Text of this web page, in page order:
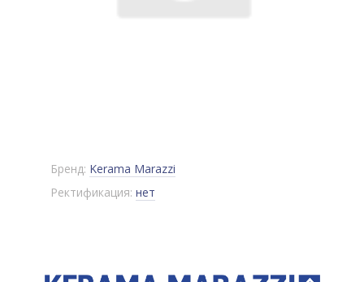
Бренд: Kerama Marazzi
Ректификация: нет